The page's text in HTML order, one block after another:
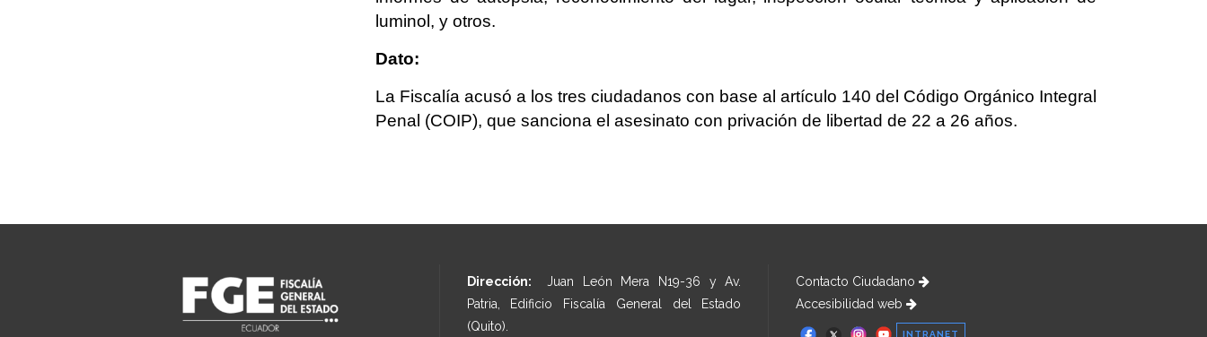
luminol, y otros.
Dato:
La Fiscalía acusó a los tres ciudadanos con base al artículo 140 del Código Orgánico Integral
Penal (COIP), que sanciona el asesinato con privación de libertad de 22 a 26 años.
Dirección: Juan León Mera N19-36 y Av.
Patria, Edificio Fiscalía General del Estado
(Quito).
Contacto Ciudadano
Accesibilidad web
INTRANET